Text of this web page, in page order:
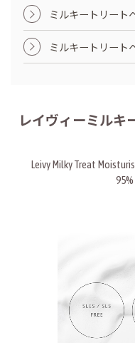
ミルキートリート
ミルキートリート
レイヴィーミルキ
Leivy Milky Treat